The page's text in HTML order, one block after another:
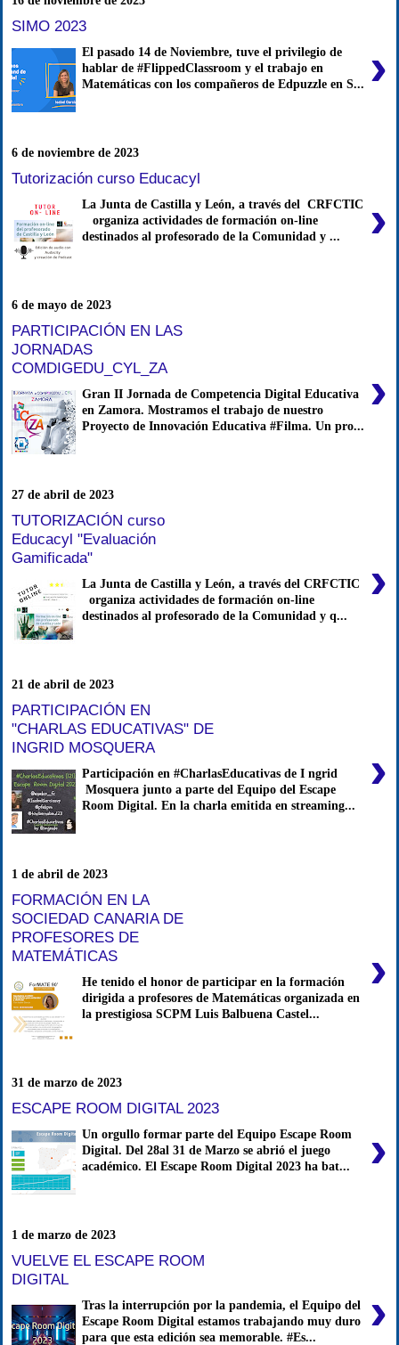
SIMO 2023
›
El pasado 14 de Noviembre, tuve el privilegio de
hablar de #FlippedClassroom y el trabajo en
Matemáticas con los compañeros de Edpuzzle en S...
6 de noviembre de 2023
Tutorización curso Educacyl
›
La Junta de Castilla y León, a través del CRFCTIC
organiza actividades de formación on-line
destinados al profesorado de la Comunidad y ...
6 de mayo de 2023
PARTICIPACIÓN EN LAS
JORNADAS
COMDIGEDU_CYL_ZA
›
Gran II Jornada de Competencia Digital Educativa
en Zamora. Mostramos el trabajo de nuestro
Proyecto de Innovación Educativa #Filma. Un pro...
27 de abril de 2023
TUTORIZACIÓN curso
Educacyl "Evaluación
Gamificada"
›
La Junta de Castilla y León, a través del CRFCTIC
organiza actividades de formación on-line
destinados al profesorado de la Comunidad y q...
21 de abril de 2023
PARTICIPACIÓN EN
"CHARLAS EDUCATIVAS" DE
INGRID MOSQUERA
›
Participación en #CharlasEducativas de I ngrid
Mosquera junto a parte del Equipo del Escape
Room Digital. En la charla emitida en streaming...
1 de abril de 2023
FORMACIÓN EN LA
SOCIEDAD CANARIA DE
PROFESORES DE
MATEMÁTICAS
›
He tenido el honor de participar en la formación
dirigida a profesores de Matemáticas organizada en
la prestigiosa SCPM Luis Balbuena Castel...
31 de marzo de 2023
ESCAPE ROOM DIGITAL 2023
›
Un orgullo formar parte del Equipo Escape Room
Digital. Del 28al 31 de Marzo se abrió el juego
académico. El Escape Room Digital 2023 ha bat...
1 de marzo de 2023
VUELVE EL ESCAPE ROOM
DIGITAL
›
Tras la interrupción por la pandemia, el Equipo del
Escape Room Digital estamos trabajando muy duro
para que esta edición sea memorable. #Es...